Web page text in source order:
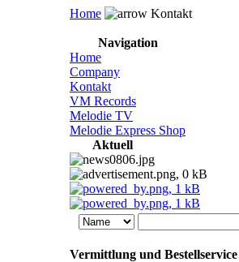
Home Kontakt
Navigation
Home
Company
Kontakt
VM Records
Melodie TV
Melodie Express Shop
Aktuell
Vermittlung und Bestellservice